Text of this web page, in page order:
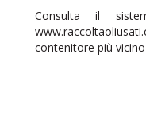
Consulta il
contenitore più